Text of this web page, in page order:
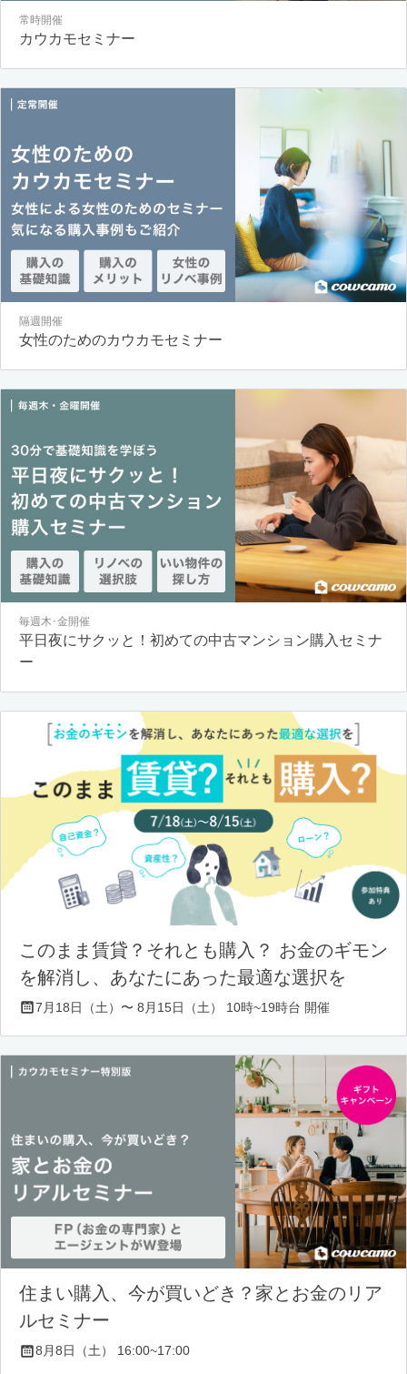
常時開催
カウカモセミナー
隔週開催
女性のためのカウカモセミナー
毎週木･金開催
平日夜にサクッと！初めての中古マンション購入セミナ
ー
このまま賃貸？それとも購入？ お金のギモン
を解消し、あなたにあった最適な選択を
7月18日（土）〜 8月15日（土） 10時~19時台 開催
住まい購入、今が買いどき？家とお金のリア
ルセミナー
8月8日（土） 16:00~17:00